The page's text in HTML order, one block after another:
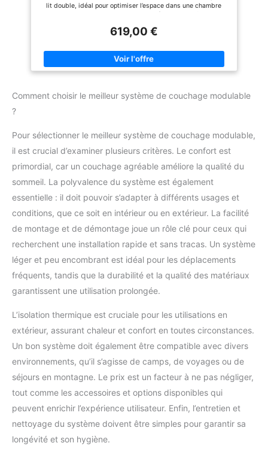
la couche intérieure est
couche extérieure est en
et le matériau de
rembourrage est en
température applicable
à 7°c), et la température
extrême (-6°c) maintient
non seulement les parties
en contact avec la peau
douces et lisses, mais
maintient également un
certain degré de
respirabilité, rendant
dormir plus
confortablement. Service
Client Fiable Et De Haute
Qualité：les membres de
notre équipe sont
activités de plein air,
l'escalade, les voyages et
attachent une grande
importance à l'expérience
du produit. Si vous avez
des questions, veuillez
nous contacter et fournir
votre numéro de
commande. Nous
garantie, car il faut mesurer au
T5, Mercedes Vito, Mercedes
Viano, Mercedes Classe V,
Citroën Jumpy, Fiat Scudo, Ford
Movano.
lit double, idéal pour optimiser l’espace dans une chambre
d’ami, un studio ou un logement étudiant Confort
mousse haute résilience 38 kg/m³ offrant un excellent soutien
couchage quotidien adulte Système gigogne pratique et rapide
: Sommier inférieur coulissant avec roulettes et pieds
escamotables permettant une mise en place simple et rapide
parfait pour invités, colocation ou location courte durée
619,00 €
Comment choisir le meilleur système de couchage modulable
?
Pour sélectionner le meilleur système de couchage modulable,
il est crucial d’examiner plusieurs critères. Le confort est
primordial, car un couchage agréable améliore la qualité du
sommeil. La polyvalence du système est également
essentielle : il doit pouvoir s’adapter à différents usages et
conditions, que ce soit en intérieur ou en extérieur. La facilité
de montage et de démontage joue un rôle clé pour ceux qui
recherchent une installation rapide et sans tracas. Un système
léger et peu encombrant est idéal pour les déplacements
fréquents, tandis que la durabilité et la qualité des matériaux
garantissent une utilisation prolongée.
L’isolation thermique est cruciale pour les utilisations en
extérieur, assurant chaleur et confort en toutes circonstances.
Un bon système doit également être compatible avec divers
environnements, qu’il s’agisse de camps, de voyages ou de
séjours en montagne. Le prix est un facteur à ne pas négliger,
tout comme les accessoires et options disponibles qui
peuvent enrichir l’expérience utilisateur. Enfin, l’entretien et
nettoyage du système doivent être simples pour garantir sa
longévité et son hygiène.